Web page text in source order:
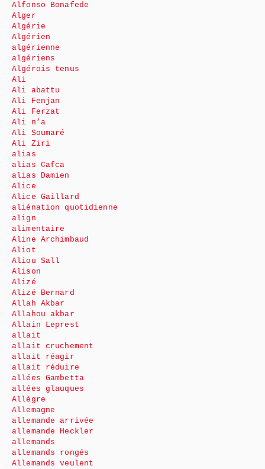
Alfonso Bonafede
Alger
Algérie
Algérien
algérienne
algériens
Algérois tenus
Ali
Ali abattu
Ali Fenjan
Ali Ferzat
Ali n’a
Ali Soumaré
Ali Ziri
alias
alias Cafca
alias Damien
Alice
Alice Gaillard
aliénation quotidienne
align
alimentaire
Aline Archimbaud
Aliot
Aliou Sall
Alison
Alizé
Alizé Bernard
Allah Akbar
Allahou akbar
Allain Leprest
allait
allait cruchement
allait réagir
allait réduire
allées Gambetta
allées glauques
Allègre
Allemagne
allemande arrivée
allemande Heckler
allemands
allemands rongés
Allemands veulent